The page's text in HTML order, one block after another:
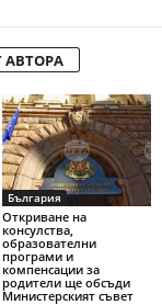
България
Откриване на
консулства,
образователни
програми и
компенсации за
родители ще обсъди
Министерският съвет